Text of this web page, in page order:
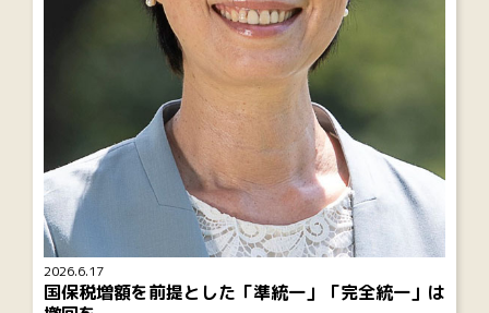
2026.6.17
国保税増額を前提とした「準統一」「完全統一」は